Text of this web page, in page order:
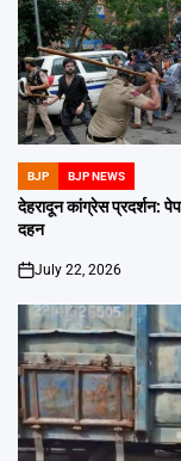
POSTED
IN
BJP BJP NEWS
देहरादून कांग्रेस प्रदर्शन:
दहन
on
July 22, 2026